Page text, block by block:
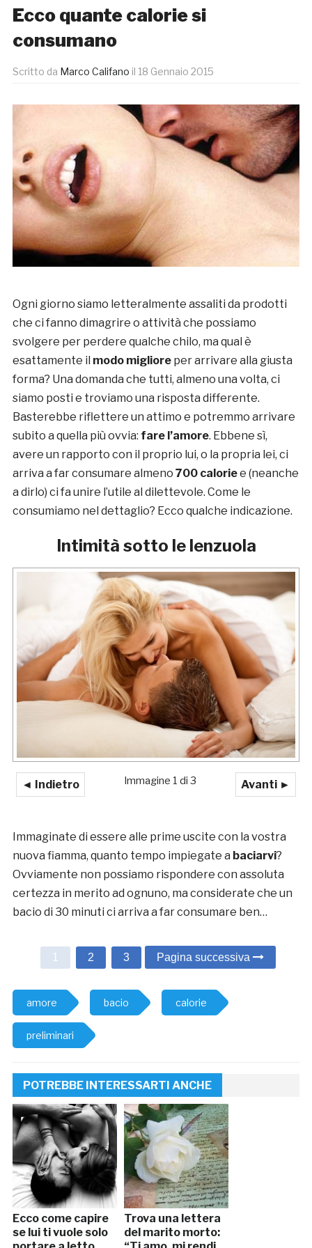
Ecco quante calorie si
consumano
Scritto da Marco Califano il 18 Gennaio 2015
Ogni giorno siamo letteralmente assaliti da prodotti
che ci fanno dimagrire o attività che possiamo
svolgere per perdere qualche chilo, ma qual è
esattamente il modo miglioreper arrivare alla giusta
forma? Una domanda che tutti, almeno una volta, ci
siamo posti e troviamo una risposta differente.
Basterebbe riflettere un attimo e potremmo arrivare
subito a quella più ovvia: fare l’amore. Ebbene sì,
avere un rapporto con il proprio lui, o la propria lei, ci
arriva a far consumare almeno 700 caloriee (neanche
a dirlo) ci fa unire l’utile al dilettevole. Come le
consumiamo nel dettaglio? Ecco qualche indicazione.
Intimità sotto le lenzuola
◄ Indietro Avanti ►
Immagine 1 di 3
Immaginate di essere alle prime uscite con la vostra
nuova fiamma, quanto tempo impiegate a baciarvi?
Ovviamente non possiamo rispondere con assoluta
certezza in merito ad ognuno, ma considerate che un
bacio di 30 minuti ci arriva a far consumare ben…
1 2 3 Pagina successiva
amore bacio calorie
preliminari
POTREBBE INTERESSARTI ANCHE
Ecco come capire
se lui ti vuole solo
Trova una lettera
del marito morto: